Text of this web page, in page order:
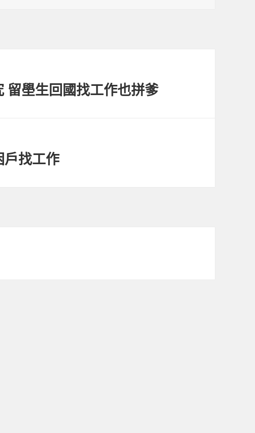
留壆生回國找工作也拼爹
戶找工作